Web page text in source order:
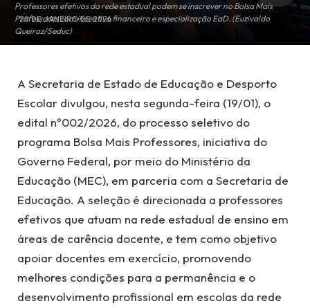
Professores efetivos da rede estadual podem se inscrever no Bolsa Mais
Professores com incentivo financeiro e especialização EaD. (Euzivaldo
Queiroz/Seduc)
20 DE JANEIRO DE 2026
A Secretaria de Estado de Educação e Desporto
Escolar divulgou, nesta segunda-feira (19/01), o
edital nº002/2026, do processo seletivo do
programa Bolsa Mais Professores, iniciativa do
Governo Federal, por meio do Ministério da
Educação (MEC), em parceria com a Secretaria de
Educação. A seleção é direcionada a professores
efetivos que atuam na rede estadual de ensino em
áreas de carência docente, e tem como objetivo
apoiar docentes em exercício, promovendo
melhores condições para a permanência e o
desenvolvimento profissional em escolas da rede